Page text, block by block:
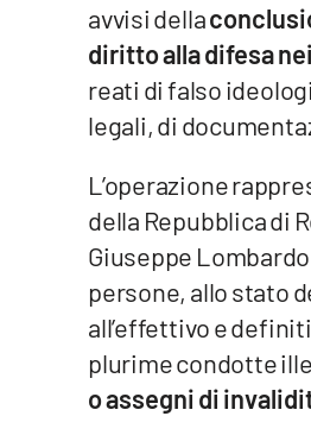
Venti di comunicazione
Streaming
LaC Network
avvisi della
diritto alla difesa
reati di falso
legali, di
L’operazione
della Repubblica di
Giuseppe
persone, allo stato
all’effettivo e
plurime condotte
o assegni di